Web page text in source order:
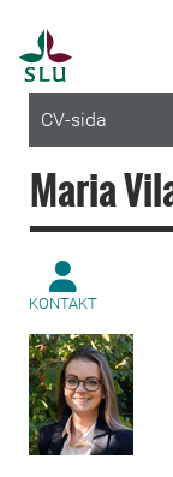
CV-sida
Maria
KONTAKT